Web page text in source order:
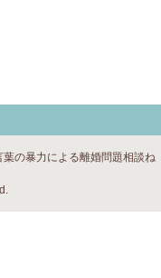
の暴力による離婚問題相談ね